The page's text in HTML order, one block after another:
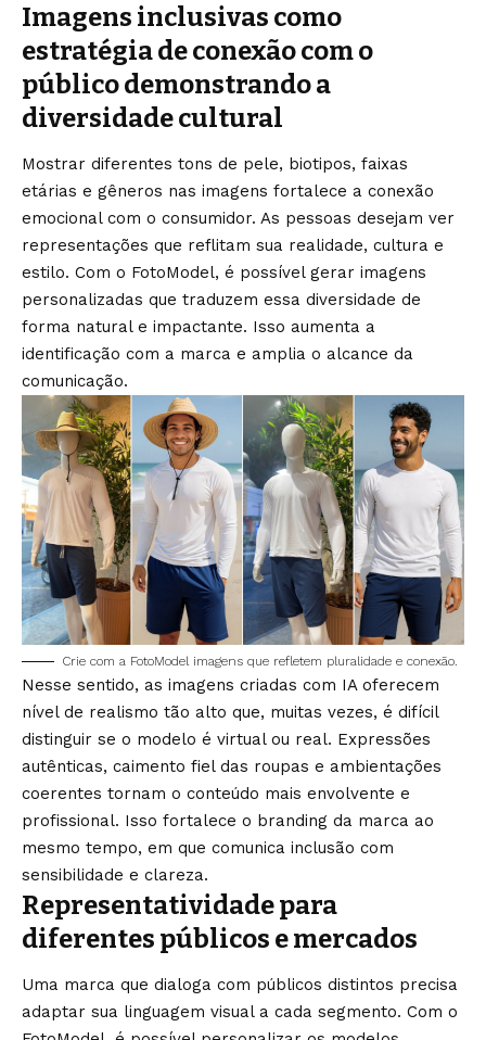
Imagens inclusivas como
estratégia de conexão com o
público demonstrando a
diversidade cultural
Mostrar diferentes tons de pele, biotipos, faixas
etárias e gêneros nas imagens fortalece a conexão
emocional com o consumidor. As pessoas desejam ver
representações que reflitam sua realidade, cultura e
estilo. Com o FotoModel, é possível gerar imagens
personalizadas que traduzem essa diversidade de
forma natural e impactante. Isso aumenta a
identificação com a marca e amplia o alcance da
comunicação.
Crie com a FotoModel imagens que refletem pluralidade e conexão.
Nesse sentido, as imagens criadas com IA oferecem
nível de realismo tão alto que, muitas vezes, é difícil
distinguir se o modelo é virtual ou real. Expressões
autênticas, caimento fiel das roupas e ambientações
coerentes tornam o conteúdo mais envolvente e
profissional. Isso fortalece o branding da marca ao
mesmo tempo, em que comunica inclusão com
sensibilidade e clareza.
Representatividade para
diferentes públicos e mercados
Uma marca que dialoga com públicos distintos precisa
adaptar sua linguagem visual a cada segmento. Com o